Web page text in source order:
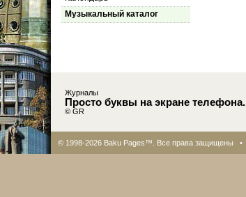
Музыкальный каталог
Журналы
Просто буквы на экране телефона.
© GR
© 1998-2026 Baku Pages™. Все права защищены •